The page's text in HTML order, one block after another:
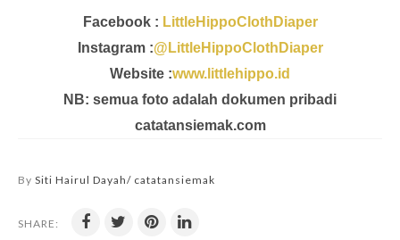
Facebook : LittleHippoClothDiaper
Instagram :@LittleHippoClothDiaper
Website :www.littlehippo.id
NB: semua foto adalah dokumen pribadi
catatansiemak.com
By Siti Hairul Dayah/ catatansiemak
SHARE: